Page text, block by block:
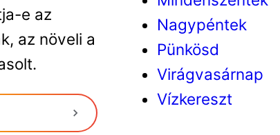
e az
az növeli a
Nagypéntek
Pünkösd
Virágvasárnap
Vízkereszt